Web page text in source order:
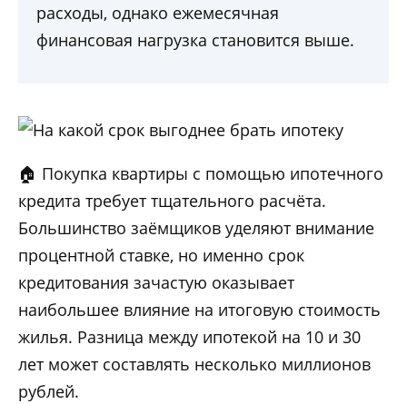
расходы, однако ежемесячная
финансовая нагрузка становится выше.
🏠 Покупка квартиры с помощью ипотечного
кредита требует тщательного расчёта.
Большинство заёмщиков уделяют внимание
процентной ставке, но именно срок
кредитования зачастую оказывает
наибольшее влияние на итоговую стоимость
жилья. Разница между ипотекой на 10 и 30
лет может составлять несколько миллионов
рублей.